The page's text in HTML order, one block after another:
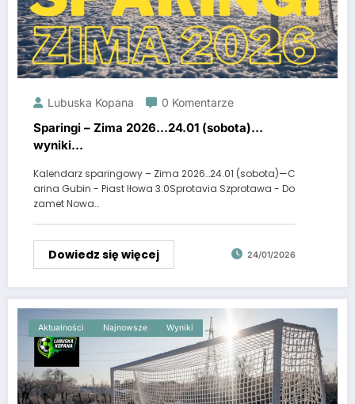
Lubuska Kopana 0 Komentarze
Sparingi – Zima 2026…24.01 (sobota)…
wyniki…
Kalendarz sparingowy – Zima 2026…24.01 (sobota)—C
arina Gubin - Piast Iłowa 3:0Sprotavia Szprotawa - Do
zamet Nowa…
Dowiedz się więcej 24/01/2026
Aktualności Najnowsze Wyniki